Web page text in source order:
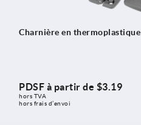
Charnière en thermoplastique
PDSF à partir de $3.19
hors TVA
hors frais d’envoi